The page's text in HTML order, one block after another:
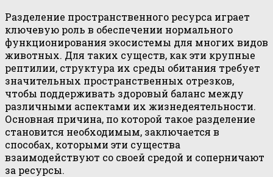
Разделение пространственного ресурса играет
ключевую роль в обеспечении нормального
функционирования экосистемы для многих видов
животных. Для таких существ, как эти крупные
рептилии, структура их среды обитания требует
значительных пространственных отрезков,
чтобы поддерживать здоровый баланс между
различными аспектами их жизнедеятельности.
Основная причина, по которой такое разделение
становится необходимым, заключается в
способах, которыми эти существа
взаимодействуют со своей средой и соперничают
за ресурсы.